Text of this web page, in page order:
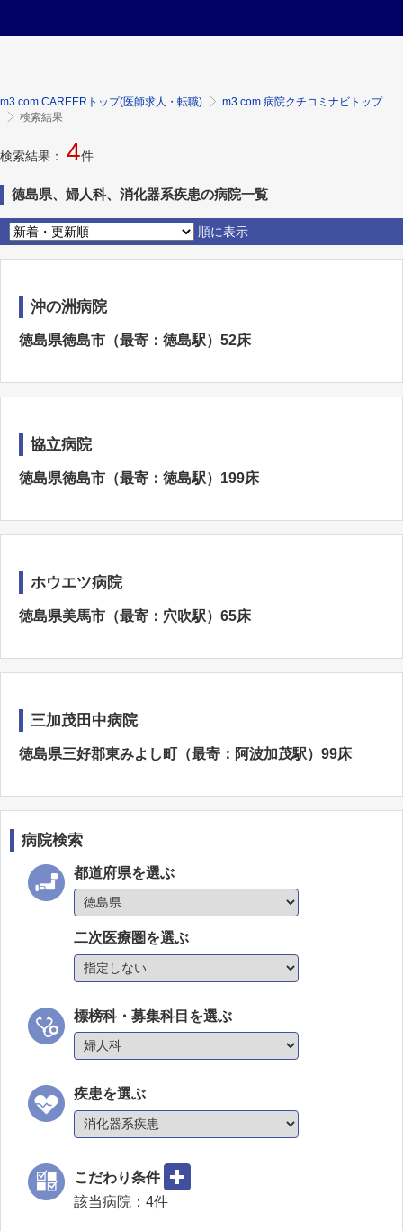
m3.com CAREERトップ(医師求人・転職)
m3.com 病院クチコミナビトップ
検索結果
検索結果： 4件
徳島県、婦人科、消化器系疾患の病院一覧
順に表示
沖の洲病院
徳島県徳島市（最寄：徳島駅）52床
協立病院
徳島県徳島市（最寄：徳島駅）199床
ホウエツ病院
徳島県美馬市（最寄：穴吹駅）65床
三加茂田中病院
徳島県三好郡東みよし町（最寄：阿波加茂駅）99床
病院検索
都道府県を選ぶ
二次医療圏を選ぶ
標榜科・募集科目を選ぶ
疾患を選ぶ
こだわり条件
該当病院： 4件